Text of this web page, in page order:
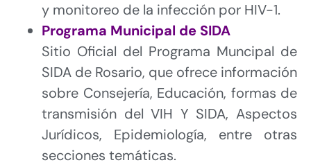
y monitoreo de la infección por HIV-1.
Programa Municipal de SIDA
Sitio Oficial del Programa Muncipal de
SIDA de Rosario, que ofrece información
sobre Consejería, Educación, formas de
transmisión del VIH Y SIDA, Aspectos
Jurídicos, Epidemiología, entre otras
secciones temáticas.